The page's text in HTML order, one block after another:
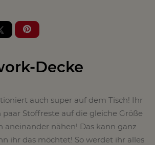
Decke
auch super auf dem Tisch! Ihr
Stoffreste auf die gleiche Größe
aneinander nähen! Das kann ganz
ihr das möchtet! So werdet ihr alles